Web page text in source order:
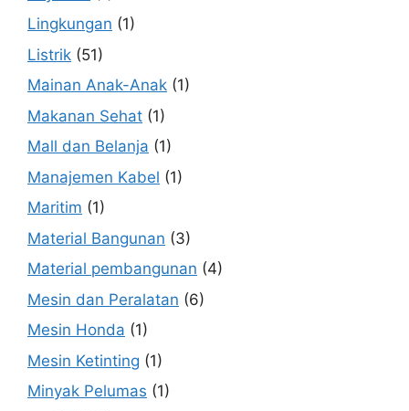
Lingkungan (1)
Listrik (51)
Mainan Anak-Anak (1)
Makanan Sehat (1)
Mall dan Belanja (1)
Manajemen Kabel (1)
Maritim (1)
Material Bangunan (3)
Material pembangunan (4)
Mesin dan Peralatan (6)
Mesin Honda (1)
Mesin Ketinting (1)
Minyak Pelumas (1)